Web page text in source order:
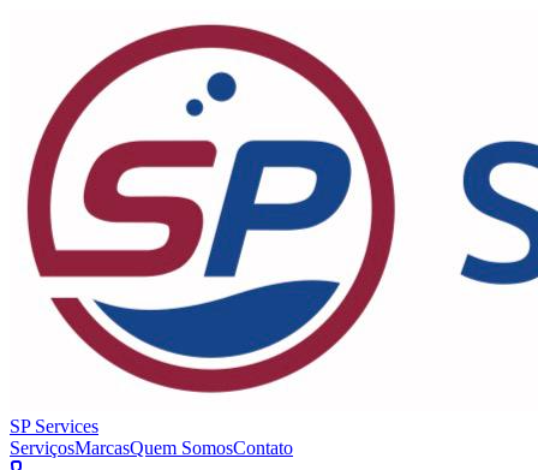
SP Services
ServiçosMarcasQuem SomosContato